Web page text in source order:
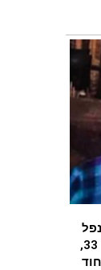
בלבנון. רס״ם (מיל׳) תמיר וקנין, בן 33,
׳חוד